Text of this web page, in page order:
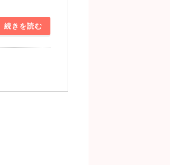
続きを読む